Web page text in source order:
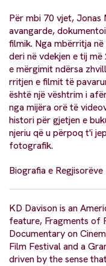
Për mbi 70 vjet, Jonas
avangarde,
filmik. Nga mbërritja
deri në vdekjen e tij
e mërgimit ndërsa
rritjen e filmit të
është një vështrim i
nga mijëra orë të
histori për gjetjen e
njeriu që u përpoq t'i
fotografik.
Biografia e Regjisorëve
KD Davison is an
feature, Fragments of
Documentary on
Film Festival and a
driven by the sense